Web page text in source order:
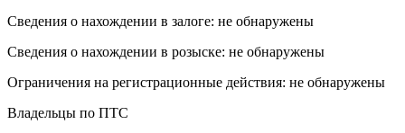
Сведения о нахождении в залоге: не обнаружены
Сведения о нахождении в розыске: не обнаружены
Ограничения на регистрационные действия: не обнаружены
Владельцы по ПТС